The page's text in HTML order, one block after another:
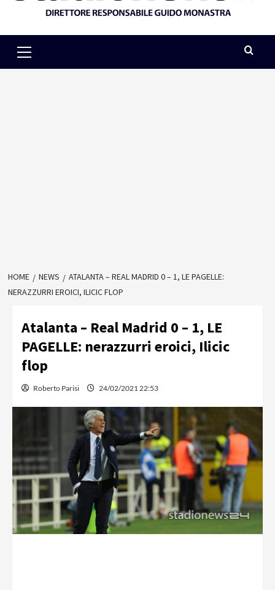
Menu
HOME NEWS
ATALANTA – REAL MADRID 0 – 1, LE PAGELLE:
NERAZZURRI EROICI, ILICIC FLOP
Atalanta – Real Madrid 0 – 1, LE
PAGELLE: nerazzurri eroici, Ilicic
flop
Roberto Parisi 24/02/2021 22:53